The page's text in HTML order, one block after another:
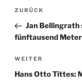
Vorheriger
Beitrag
ZURÜCK
Jan Bellingrath
fünftausend Meter
Nächster
Beitrag
WEITER
Hans Otto Tittes: